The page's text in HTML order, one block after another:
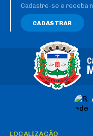
Cadastre-se e receba
CADASTRAR
LOCALIZAÇÃO